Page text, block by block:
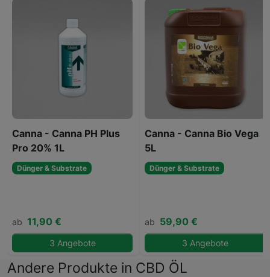
Canna - Canna PH Plus
Pro 20% 1L
Dünger & Substrate
ab 11,90 €
3 Angebote
Canna - Canna Bio Vega
5L
Dünger & Substrate
ab 59,90 €
3 Angebote
Andere Produkte in CBD ÖL